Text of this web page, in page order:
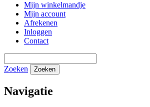
Mijn winkelmandje
Mijn account
Afrekenen
Inloggen
Contact
Zoeken Zoeken
Navigatie